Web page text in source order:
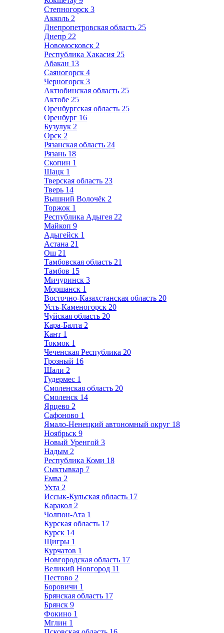
Степногорск 3
Акколь 2
Днепропетровская область 25
Днепр 22
Новомосковск 2
Республика Хакасия 25
Абакан 13
Саяногорск 4
Черногорск 3
Актюбинская область 25
Актобе 25
Оренбургская область 25
Оренбург 16
Бузулук 2
Орск 2
Рязанская область 24
Рязань 18
Скопин 1
Шацк 1
Тверская область 23
Тверь 14
Вышний Волочёк 2
Торжок 1
Республика Адыгея 22
Майкоп 9
Адыгейск 1
Астана 21
Ош 21
Тамбовская область 21
Тамбов 15
Мичуринск 3
Моршанск 1
Восточно-Казахстанская область 20
Усть-Каменогорск 20
Чуйская область 20
Кара-Балта 2
Кант 1
Токмок 1
Чеченская Республика 20
Грозный 16
Шали 2
Гудермес 1
Смоленская область 20
Смоленск 14
Ярцево 2
Сафоново 1
Ямало-Ненецкий автономный округ 18
Ноябрьск 9
Новый Уренгой 3
Надым 2
Республика Коми 18
Сыктывкар 7
Емва 2
Ухта 2
Иссык-Кульская область 17
Каракол 2
Чолпон-Ата 1
Курская область 17
Курск 14
Щигры 1
Курчатов 1
Новгородская область 17
Великий Новгород 11
Пестово 2
Боровичи 1
Брянская область 17
Брянск 9
Фокино 1
Мглин 1